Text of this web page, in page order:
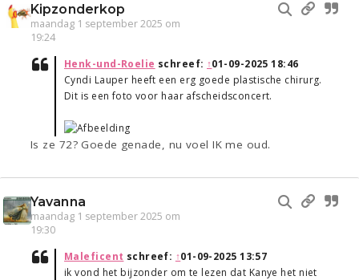
Kipzonderkop
maandag 1 september 2025 om
19:24
Henk-und-Roelie schreef: ↑01-09-2025 18:46
Cyndi Lauper heeft een erg goede plastische chirurg.
Dit is een foto voor haar afscheidsconcert.
Is ze 72? Goede genade, nu voel IK me oud.
Yavanna
maandag 1 september 2025 om
19:30
Maleficent schreef: ↑01-09-2025 13:57
ik vond het bijzonder om te lezen dat Kanye het niet